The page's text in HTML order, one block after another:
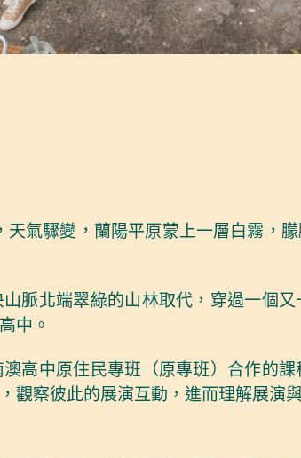
氣驟變，蘭陽平原蒙上一層白霧，
脈北端翠綠的山林取代，穿過一個
中。
高中原住民專班（原專班）合作的
觀察彼此的展演互動，進而理解展演